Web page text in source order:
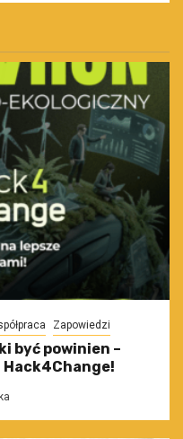
Zapowiedzi
być powinien –